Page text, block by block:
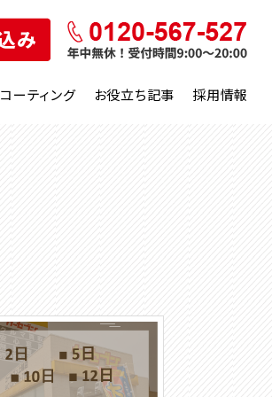
コーティング お役立ち記事 採用情報